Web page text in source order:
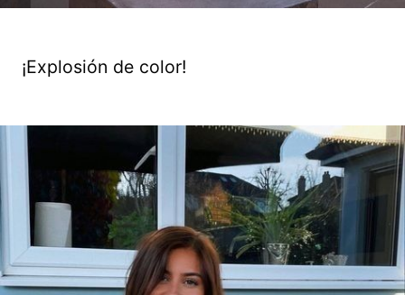
¡Explosión de color!